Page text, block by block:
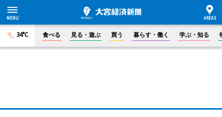
34°C 食べる 見る・遊ぶ 買う 暮らす・働く 学ぶ・知る